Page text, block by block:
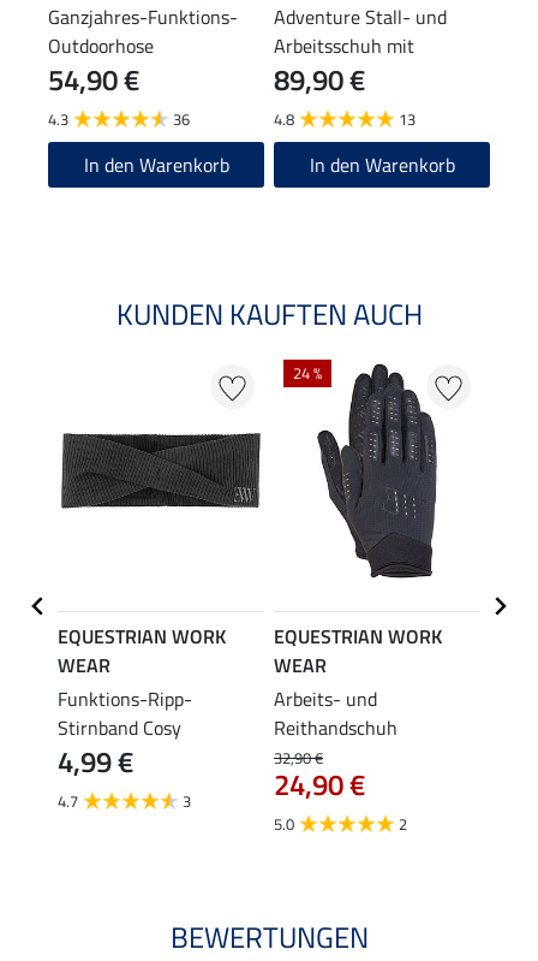
Ganzjahres-Funktions-
Outdoorhose
54,90 €
4.3 36
In den Warenkorb
Adventure Stall- und
Arbeitsschuh mit
Stahlkappe
89,90 €
4.8 13
In den Warenkorb
KUNDEN KAUFTEN AUCH
EQUESTRIAN WORK
WEAR
Funktions-Ripp-
Stirnband Cosy
4,99 €
4.7 3
24 %
EQUESTRIAN WORK
WEAR
Arbeits- und
Reithandschuh
32,90 €
24,90 €
5.0 2
BEWERTUNGEN